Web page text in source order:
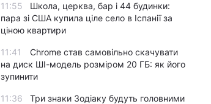
11:55
Школа, церква, бар і 44 будинки:
пара зі США купила ціле село в Іспанії за
ціною квартири
11:41
Chrome став самовільно скачувати
на диск ШІ-модель розміром 20 ГБ: як його
зупинити
11:36
Три знаки Зодіаку будуть головними